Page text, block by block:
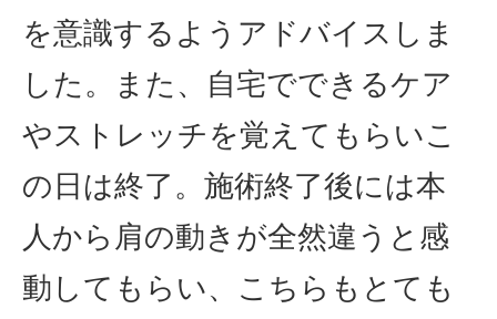
を意識するようアドバイスしま
した。また、自宅でできるケア
やストレッチを覚えてもらいこ
の日は終了。施術終了後には本
人から肩の動きが全然違うと感
動してもらい、こちらもとても